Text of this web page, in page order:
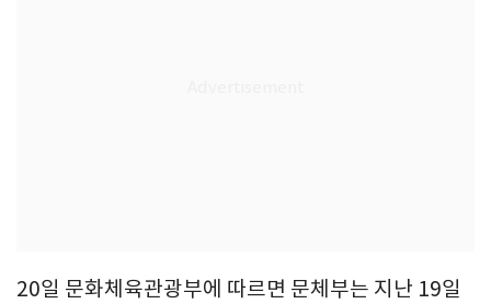
20일 문화체육관광부에 따르면 문체부는 지난 19일